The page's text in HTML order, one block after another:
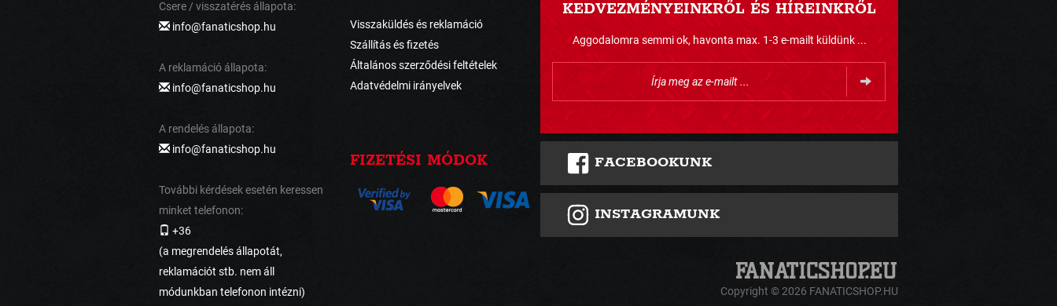
Csere / visszatérés állapota:
info@fanaticshop.hu
A reklamáció állapota:
info@fanaticshop.hu
A rendelés állapota:
info@fanaticshop.hu
További kérdések esetén keressen
minket telefonon:
+36
(a megrendelés állapotát,
reklamációt stb. nem áll
módunkban telefonon intézni)
Visszaküldés és reklamáció
Szállítás és fizetés
Általános szerződési feltételek
Adatvédelmi irányelvek
FIZETÉSI MÓDOK
KEDVEZMÉNYEINKRŐL ÉS HÍREINKRŐL
Aggodalomra semmi ok, havonta max. 1-3 e-mailt küldünk ...
FACEBOOKUNK
INSTAGRAMUNK
Copyright © 2026 FANATICSHOP.HU